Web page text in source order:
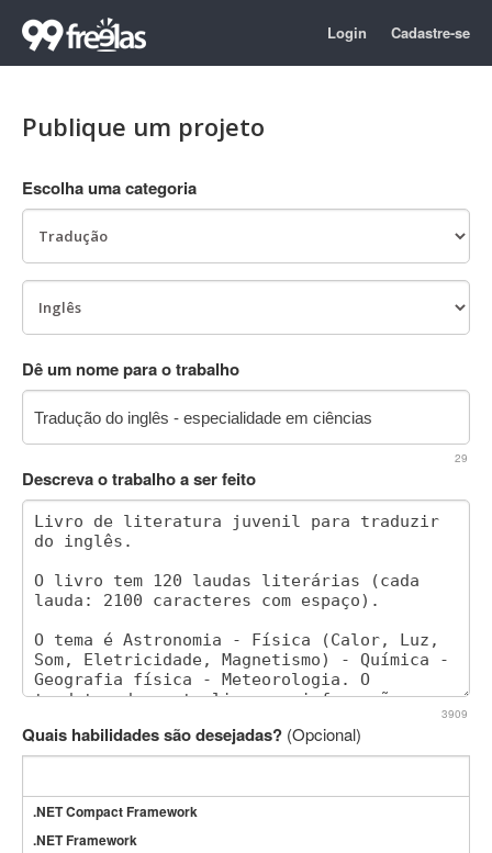
Login Cadastre-se
Publique um projeto
Escolha uma categoria
Dê um nome para o trabalho
29
Descreva o trabalho a ser feito
3909
Quais habilidades são desejadas? (Opcional)
.NET Compact Framework
.NET Framework